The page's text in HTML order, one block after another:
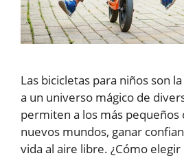
Las bicicletas para niños son
a un universo mágico de
permiten a los más pequeños
nuevos mundos, ganar
vida al aire libre. ¿Cómo